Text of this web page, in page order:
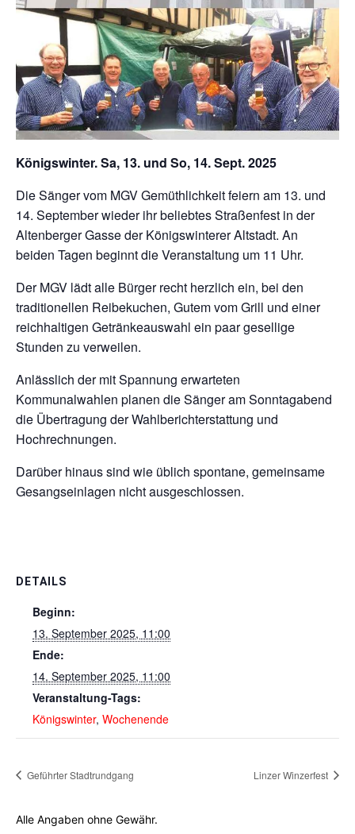
Königswinter. Sa, 13. und So, 14. Sept. 2025
Die Sänger vom MGV Gemüthlichkeit feiern am 13. und
14. September wieder ihr beliebtes Straßenfest in der
Altenberger Gasse der Königswinterer Altstadt. An
beiden Tagen beginnt die Veranstaltung um 11 Uhr.
Der MGV lädt alle Bürger recht herzlich ein, bei den
traditionellen Reibekuchen, Gutem vom Grill und einer
reichhaltigen Getränkeauswahl ein paar gesellige
Stunden zu verweilen.
Anlässlich der mit Spannung erwarteten
Kommunalwahlen planen die Sänger am Sonntagabend
die Übertragung der Wahlberichterstattung und
Hochrechnungen.
Darüber hinaus sind wie üblich spontane, gemeinsame
Gesangseinlagen nicht ausgeschlossen.
DETAILS
Beginn:
13. September 2025, 11:00
Ende:
14. September 2025, 11:00
Veranstaltung-Tags:
Königswinter, Wochenende
Geführter Stadtrundgang Linzer Winzerfest
Alle Angaben ohne Gewähr.